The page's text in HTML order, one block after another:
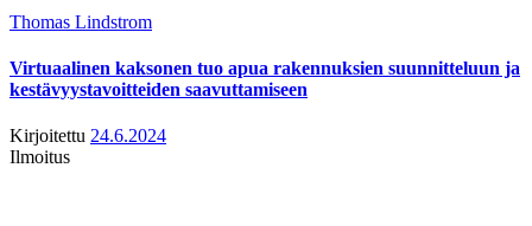
Thomas Lindstrom
Virtuaalinen kaksonen tuo apua rakennuksien suunnitteluun ja
kestävyystavoitteiden saavuttamiseen
Kirjoitettu 24.6.2024
Ilmoitus